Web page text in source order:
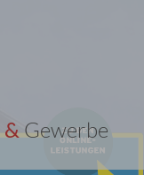
& Gewerbe